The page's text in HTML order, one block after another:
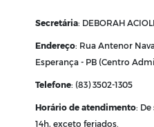
Secretária: DEBORAH
Endereço: Rua Antenor
Esperança - PB (Centro
Telefone: (83) 3502-1305
Horário de atendimento: De
14h, exceto feriados.